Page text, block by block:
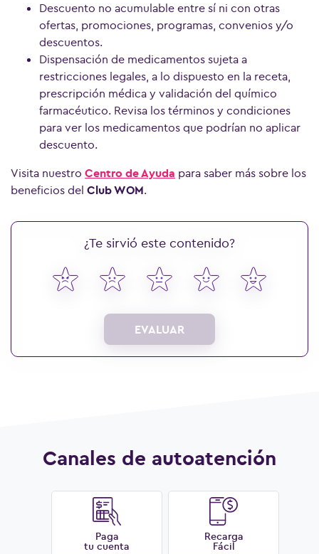
Descuento no acumulable entre sí ni con otras
ofertas, promociones, programas, convenios y/o
descuentos.
Dispensación de medicamentos sujeta a
restricciones legales, a lo dispuesto en la receta,
prescripción médica y validación del químico
farmacéutico. Revisa los términos y condiciones
para ver los medicamentos que podrían no aplicar
descuento.
Visita nuestro Centro de Ayuda para saber más sobre los
beneficios del Club WOM.
¿Te sirvió este contenido?
EVALUAR
Canales de autoatención
Paga
tu cuenta
Recarga
Fácil